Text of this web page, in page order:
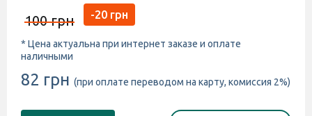
100 грн -20 грн
* Цена актуальна при интернет заказе и оплате
наличными
82 грн (при оплате переводом на карту, комиссия 2%)